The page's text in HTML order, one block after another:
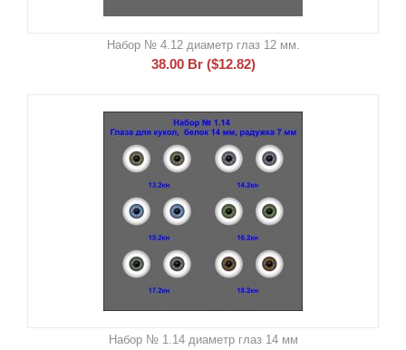
Набор № 4.12 диаметр глаз 12 мм.
38.00 Br ($12.82)
Набор № 1.14 диаметр глаз 14 мм